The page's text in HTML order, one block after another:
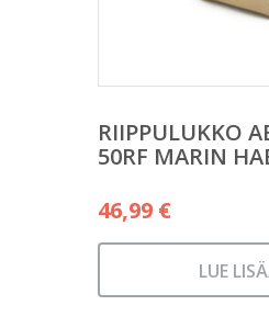
RIIPPULUKKO
50RF MARIN
46,99 €
LUE